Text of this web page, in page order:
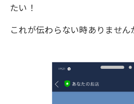
たい！
これが伝わらない時ありません